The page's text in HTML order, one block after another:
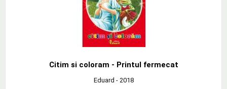
Citim si coloram - Printul fermecat
Eduard - 2018